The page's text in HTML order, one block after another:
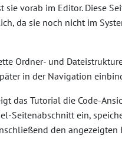
sie vorab im Editor. Diese
da sie noch nicht im
Ordner- und
in der Navigation
das Tutorial die Code-
Seitenabschnitt ein,
den angezeigten